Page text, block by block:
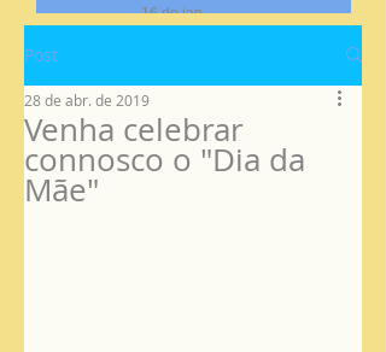
16 de jan.
Post
Venha celebrar
connosco o "Dia da
Mãe"
28 de abr. de 2019